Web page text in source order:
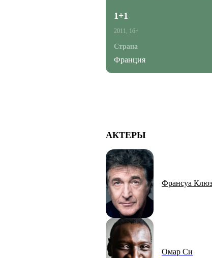
1+1
2011, 16+
Страна
Франция
АКТЕРЫ
Франсуа
Омар Си